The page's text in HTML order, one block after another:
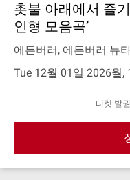
촛불 아래에서 즐
인형 모음곡’
에든버러, 에든버러 뉴
Tue 12월 01일 2026월,
티켓 발